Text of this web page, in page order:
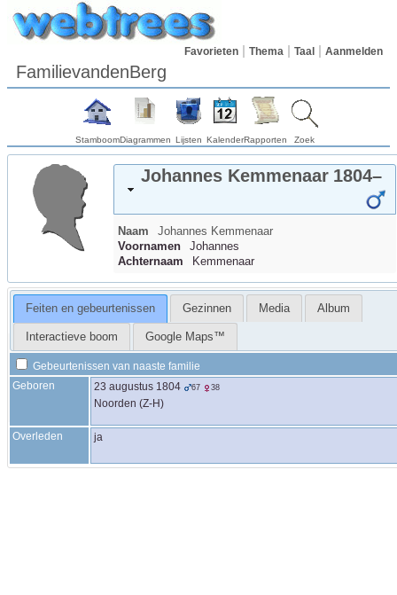
Favorieten Thema Taal Aanmelden
FamilievandenBerg
StamboomDiagrammen Lijsten KalenderRapporten Zoek
Johannes Kemmenaar 1804–
Naam Johannes Kemmenaar
Voornamen
Johannes
Achternaam
Kemmenaar
Feiten en gebeurtenissen Gezinnen Media Album
Interactieve boom Google Maps™
Gebeurtenissen van naaste familie
Geboren
23 augustus 1804 67 38
Noorden (Z-H)
Overleden ja